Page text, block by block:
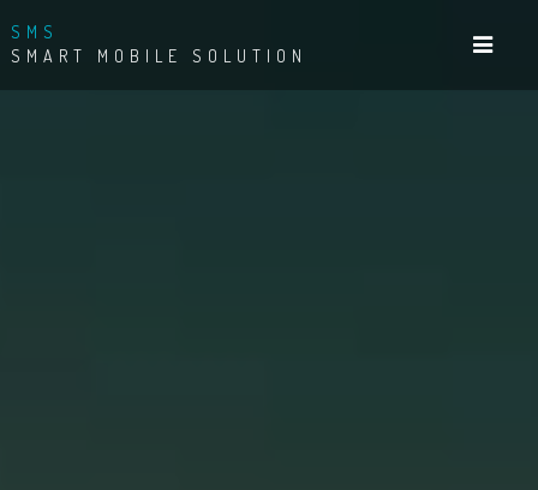
SMS
SMART MOBILE SOLUTION